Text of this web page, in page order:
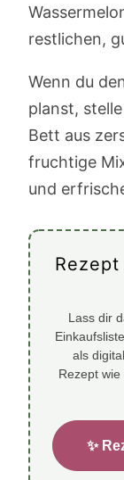
restlichen,
Wenn du
planst,
Bett aus
fruchtige
und
Lass dir
als
Rezept
✨